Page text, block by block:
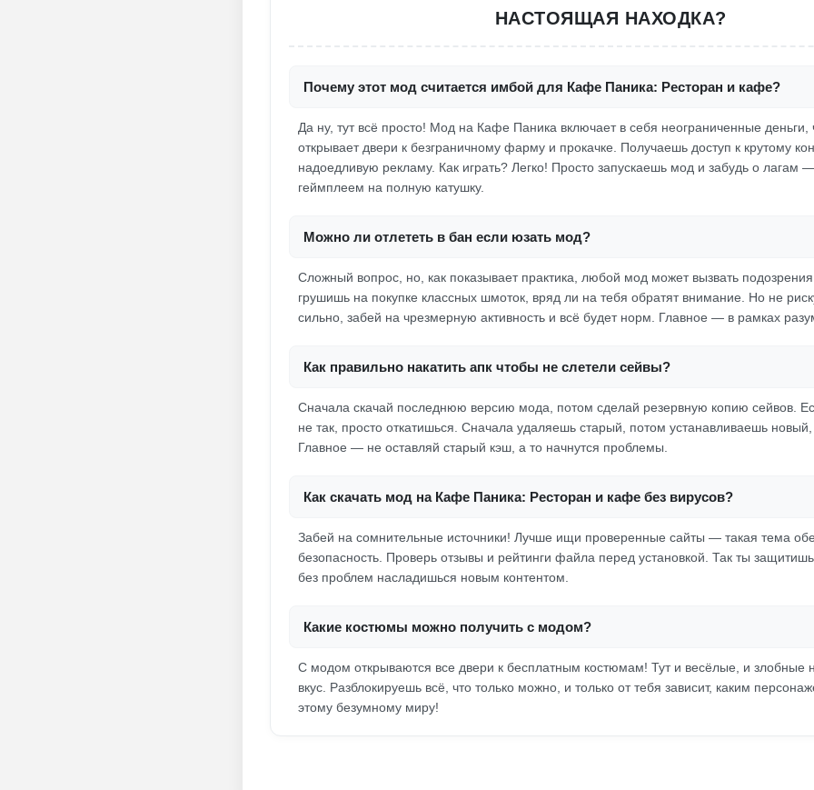
НАСТОЯЩАЯ НАХОДКА?
Почему этот мод считается имбой для Кафе Паника: Ресторан и кафе?
Да ну, тут всё просто! Мод на Кафе Паника включает в себя неограниченные деньги,
открывает двери к безграничному фарму и прокачке. Получаешь доступ к крутому
надоедливую рекламу. Как играть? Легко! Просто запускаешь мод и забудь о лагам
геймплеем на полную катушку.
Можно ли отлететь в бан если юзать мод?
Сложный вопрос, но, как показывает практика, любой мод может вызвать
грушишь на покупке классных шмоток, вряд ли на тебя обратят внимание. Но не
сильно, забей на чрезмерную активность и всё будет норм. Главное — в рамках
Как правильно накатить апк чтобы не слетели сейвы?
Сначала скачай последнюю версию мода, потом сделай резервную копию сейвов.
не так, просто откатишься. Сначала удаляешь старый, потом устанавливаешь новый,
Главное — не оставляй старый кэш, а то начнутся проблемы.
Как скачать мод на Кафе Паника: Ресторан и кафе без вирусов?
Забей на сомнительные источники! Лучше ищи проверенные сайты — такая тема
безопасность. Проверь отзывы и рейтинги файла перед установкой. Так ты
без проблем насладишься новым контентом.
Какие костюмы можно получить с модом?
С модом открываются все двери к бесплатным костюмам! Тут и весёлые, и злобные
вкус. Разблокируешь всё, что только можно, и только от тебя зависит, каким
этому безумному миру!